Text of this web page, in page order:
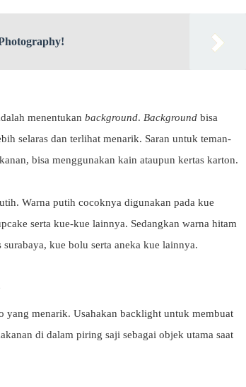
menentukan background. Background bisa
selaras dan terlihat menarik. Saran untuk teman-
bisa menggunakan kain ataupun kertas karton.
Warna putih cocoknya digunakan pada kue
serta kue-kue lainnya. Sedangkan warna hitam
kue bolu serta aneka kue lainnya.
yang menarik. Usahakan backlight untuk membuat
di dalam piring saji sebagai objek utama saat